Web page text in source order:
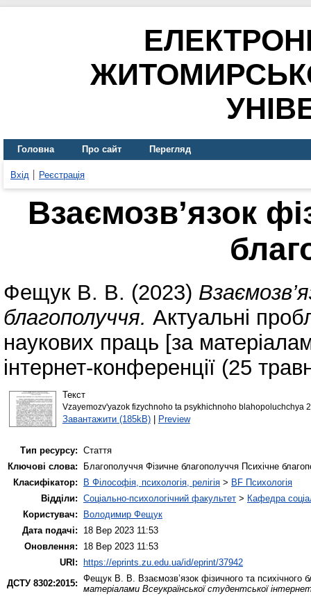
Головна Про сайт Перегляд
Вхід Реєстрація
Взаємозв’язок
Фещук В. В. (2023)
благополуччя. Актуальні
наукових праць [за
інтернет-конференції (25
Текст
Vzayemozv'yazok fizychnoho ta psykhichnoho blahopoluchchya
Завантажити (185kB)| Preview
Тип ресурсу: Стаття
Ключові слова:
Благополуччя Фізичне благополуччя Психічне
Класифікатор:
B Філософія, психологія, релігія > BF Психологія
Відділи: Соціально-психологічний факультет > Кафедра
Користувач:
Володимир Фещук
Дата подачі:
18 Вер 2023 11:53
Оновлення:
18 Вер 2023 11:53
URI:
https://eprints.zu.edu.ua/id/eprint/37942
ДСТУ 8302:2015: Фещук В. В. Взаємозв’язок фізичного та психічного
матеріалами Всеукраїнської студентської